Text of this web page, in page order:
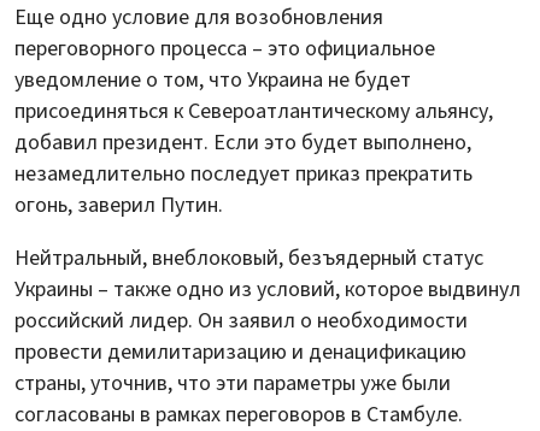
Еще одно условие для возобновления
переговорного процесса – это официальное
уведомление о том, что Украина не будет
присоединяться к Североатлантическому альянсу,
добавил президент. Если это будет выполнено,
незамедлительно последует приказ прекратить
огонь, заверил Путин.
Нейтральный, внеблоковый, безъядерный статус
Украины – также одно из условий, которое выдвинул
российский лидер. Он заявил о необходимости
провести демилитаризацию и денацификацию
страны, уточнив, что эти параметры уже были
согласованы в рамках переговоров в Стамбуле.